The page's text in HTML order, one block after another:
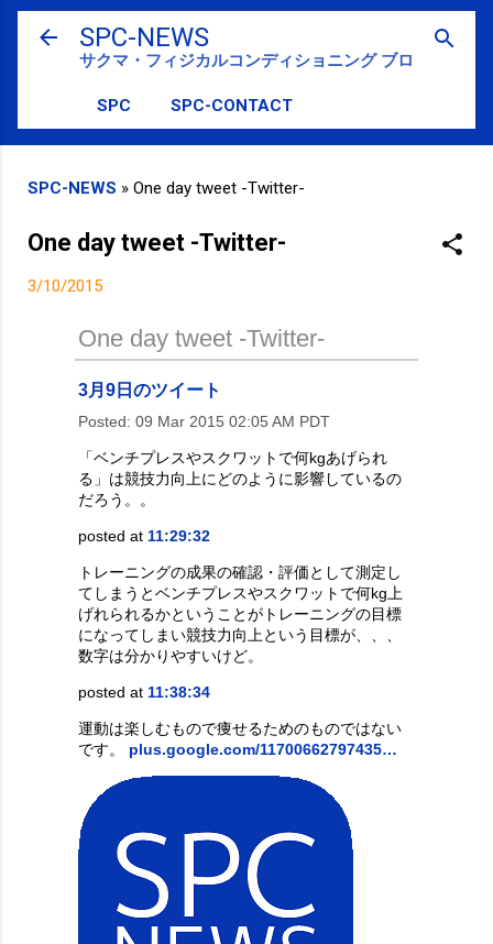
スキップしてメイン コンテンツに移動
SPC-NEWS
サクマ・フィジカルコンディショニング ブログ
SPC SPC-CONTACT
SPC-NEWS » One day tweet -Twitter-
One day tweet -Twitter-
3/10/2015
One day tweet -Twitter-
3月9日のツイート
Posted: 09 Mar 2015 02:05 AM PDT
「ベンチプレスやスクワットで何kgあげられ
る」は競技力向上にどのように影響しているの
だろう。。
posted at 11:29:32
トレーニングの成果の確認・評価として測定し
てしまうとベンチプレスやスクワットで何kg上
げれられるかということがトレーニングの目標
になってしまい競技力向上という目標が、、、
数字は分かりやすいけど。
posted at 11:38:34
運動は楽しむもので痩せるためのものではない
です。 plus.google.com/11700662797435…